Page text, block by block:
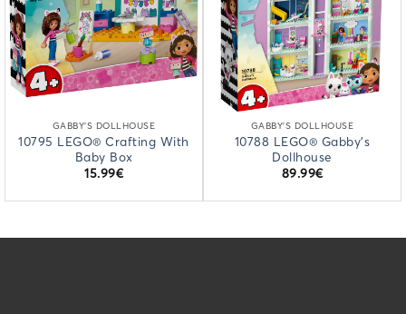
GABBY'S DOLLHOUSE
10795 LEGO® Crafting With
Baby Box
15.99€
GABBY'S DOLLHOUSE
10788 LEGO® Gabby’s
Dollhouse
89.99€